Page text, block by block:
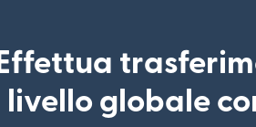
Effettua
livello globale